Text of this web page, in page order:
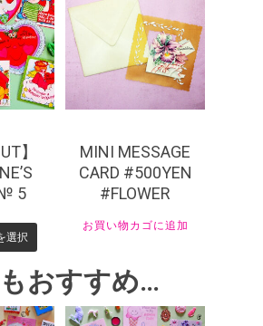
550
】
№ 5
選択
¥ 550
MINI MESSAGE
CARD #500YEN
#FLOWER
お買い物カゴに追加
おすすめ…